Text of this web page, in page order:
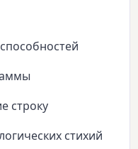
строку
стихий